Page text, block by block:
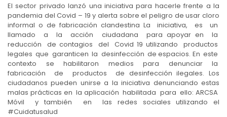
El sector privado lanzó una iniciativa para hacerle frente a la
pandemia del Covid – 19 y alerta sobre el peligro de usar cloro
informal o de fabricación clandestina La iniciativa, es un
llamado a la acción ciudadana para apoyar en la
reducción de contagios del Covid 19 utilizando productos
legales que garanticen la desinfección de espacios. En este
contexto se habilitaron medios para denunciar la
fabricación de productos de desinfección ilegales. Los
ciudadanos pueden unirse a la iniciativa denunciando estas
malas prácticas en la aplicación habilitada para ello: ARCSA
Móvil y también en las redes sociales utilizando el
#Cuidatusalud